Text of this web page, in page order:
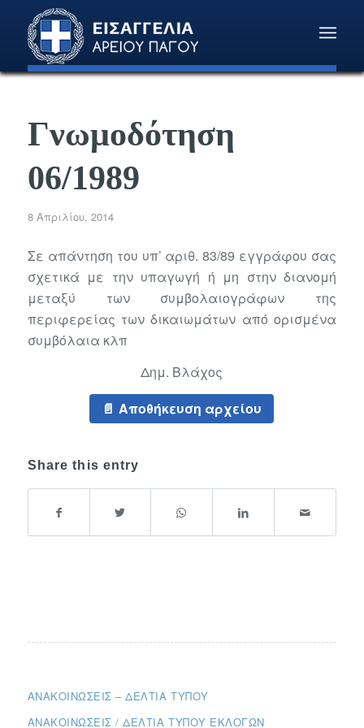
Γνωμοδότηση
06/1989
8 Απριλίου, 2014
Σε απάντηση του υπ’ αριθ. 83/89 εγγράφου σας
σχετικά με την υπαγωγή ή μη στην διανομή
μεταξύ των συμβολαιογράφων της
περιφερείας των δικαιωμάτων από ορισμένα
συμβόλαια κλπ
Δημ. Βλάχος
Αποθήκευση αρχείου
Share this entry
ΑΝΑΚΟΙΝΏΣΕΙΣ – ΔΕΛΤΊΑ ΤΎΠΟΥ
ΑΝΑΚΟΙΝΏΣΕΙΣ / ΔΕΛΤΊΑ ΤΎΠΟΥ ΕΚΛΟΓΏΝ